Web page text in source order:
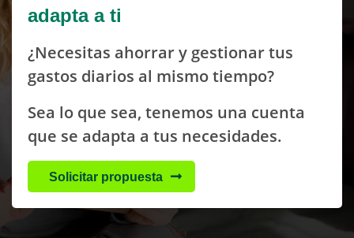
adapta a ti
¿Necesitas ahorrar y gestionar tus
gastos diarios al mismo tiempo?
Sea lo que sea, tenemos una cuenta
que se adapta a tus necesidades.
Solicitar propuesta